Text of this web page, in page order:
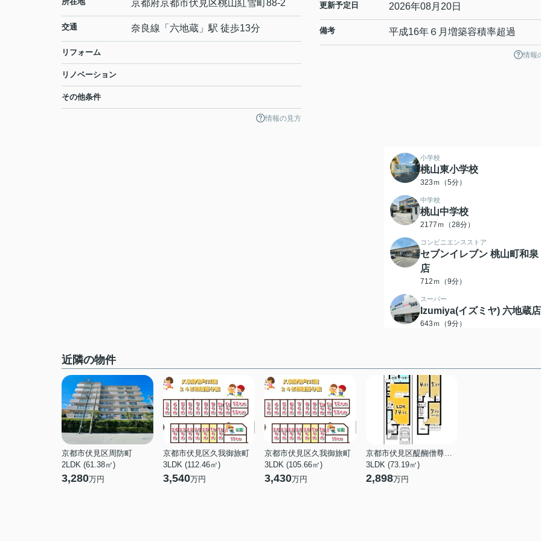
京都府京都市伏見区桃山紅雪町 88-2
交通 奈良線 「 六地蔵 」駅 徒歩13分
リフォーム
リノベーション
その他条件
情報の見方
更新予定日 2026年08月20日
備考 平成16年６月増築容積率超過
情報
小学校
桃山東小学校
323ｍ（5分）
中学校
桃山中学校
2177ｍ（28分）
コンビニエンスストア
セブンイレブン 桃山町和泉
店
712ｍ（9分）
スーパー
Izumiya(イズミヤ) 六地蔵店
643ｍ（9分）
郵便局
京都桃山南口郵便局
897ｍ（12分）
近隣の物件
京都市伏見区周防町
2LDK (61.38㎡)
3,280万円
京都市伏見区久我御旅町
3LDK (112.46㎡)
3,540万円
京都市伏見区久我御旅町
3LDK (105.66㎡)
3,430万円
京都市伏見区醍醐僧尊坊町
3LDK (73.19㎡)
2,898万円